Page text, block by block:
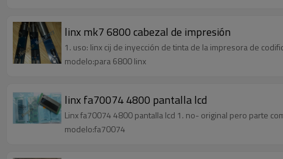
linx mk7 6800 cabezal de impresión
1. uso: linx cij de inyección de tinta de la impresora de
modelo:para 6800 linx
linx fa70074 4800 pantalla lcd
Linx fa70074 4800 pantalla lcd 1. no- original pero parte
modelo:fa70074